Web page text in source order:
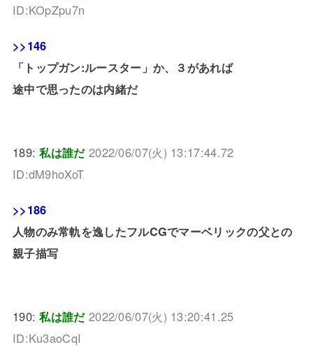
ID:KOpZpu7n
>>146
「トップガン:ルースター」か、３があれば
途中で思ったのは内緒だ
189:私は誰だ 2022/06/07(火) 13:17:44.72
ID:dM9hoXoT
>>186
人物のみ常軌を逸したフルCGでマーベリックの父との
親子描写
190:私は誰だ 2022/06/07(火) 13:20:41.25
ID:Ku3aoCqI